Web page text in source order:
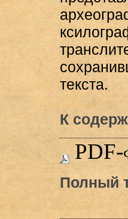
текста.
К
PDF-
Полный